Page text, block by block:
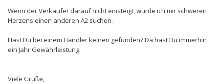
Wenn der Verkäufer darauf nicht einsteigt, würde ich mir schweren
Herzens einen anderen A2 suchen.
Hast Du bei einem Händler keinen gefunden? Da hast Du immerhin
ein Jahr Gewährleistung.
Viele Grüße,